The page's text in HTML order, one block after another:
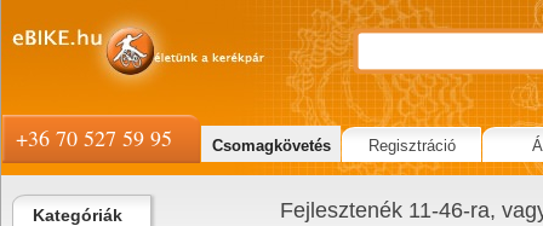
Kategóriák
Fejlesztenék 11-46-ra,
+36 70 527 59 95 Csomagkövetés Regisztráció